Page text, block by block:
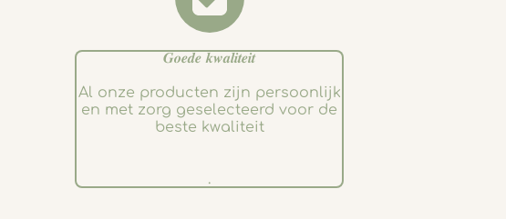
𝑮𝒐𝒆𝒅𝒆 𝒌𝒘𝒂𝒍𝒊𝒕𝒆𝒊𝒕
Al onze producten zijn persoonlijk
en met zorg geselecteerd voor de
beste kwaliteit
.